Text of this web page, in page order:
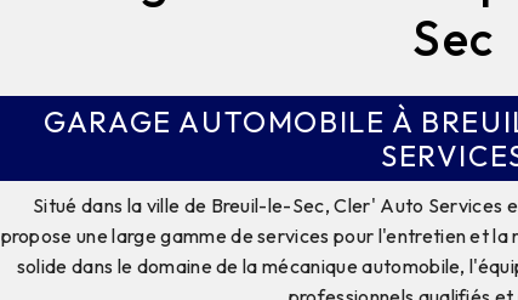
Sec
GARAGE AUTOMOBILE À
Situé dans la ville de Breuil-le-Sec, Cler' Auto Services
propose une large gamme de services pour l'entretien et
solide dans le domaine de la mécanique automobile,